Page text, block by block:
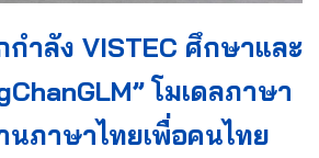
กำลัง VISTEC ศึกษาและ
โมเดลภาษา
ภาษาไทยเพื่อคนไทย